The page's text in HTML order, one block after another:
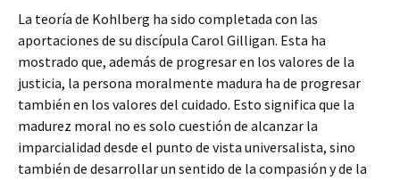
La teoría de Kohlberg ha sido completada con las
aportaciones de su discípula Carol Gilligan. Esta ha
mostrado que, además de progresar en los valores de la
justicia, la persona moralmente madura ha de progresar
también en los valores del cuidado. Esto significa que la
madurez moral no es solo cuestión de alcanzar la
imparcialidad desde el punto de vista universalista, sino
también de desarrollar un sentido de la compasión y de la